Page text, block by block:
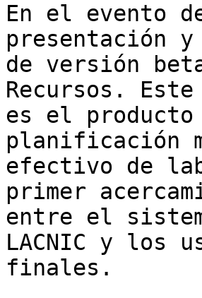
En el evento
presentación
de versión
Recursos.
es el producto
planificación
efectivo de
primer
entre el
LACNIC y los
finales.